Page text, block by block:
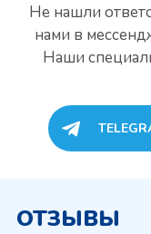
Не нашли
нами в
Наши
ОТЗЫВЫ